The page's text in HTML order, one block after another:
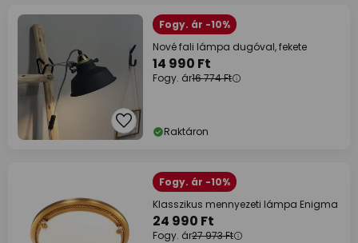
Fogy. ár -10%
Nové fali lámpa dugóval, fekete
14 990 Ft
Fogy. ár16 774 Ft
Raktáron
Fogy. ár -10%
Klasszikus mennyezeti lámpa Enigma
24 990 Ft
Fogy. ár27 973 Ft